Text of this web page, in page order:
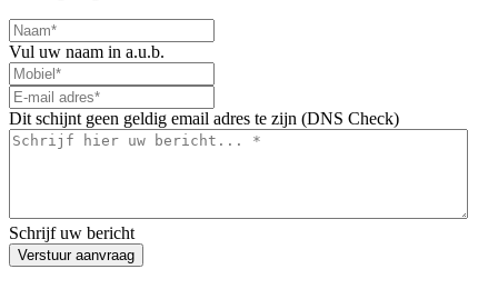
Vul uw naam in a.u.b.
Dit schijnt geen geldig email adres te zijn (DNS Check)
Schrijf uw bericht
Verstuur aanvraag